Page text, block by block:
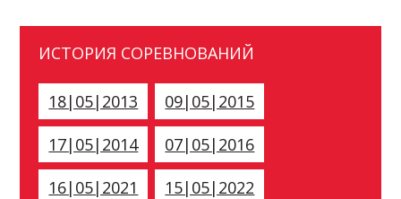
ИСТОРИЯ СОРЕВНОВАНИЙ
18|05|2013
09|05|2015
17|05|2014
07|05|2016
16|05|2021
15|05|2022